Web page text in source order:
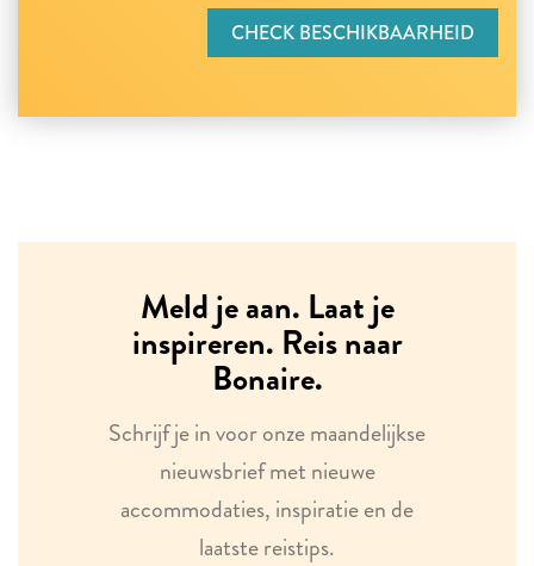
CHECK BESCHIKBAARHEID
Meld je aan. Laat je
inspireren. Reis naar
Bonaire.
Schrijf je in voor onze maandelijkse
nieuwsbrief met nieuwe
accommodaties, inspiratie en de
laatste reistips.